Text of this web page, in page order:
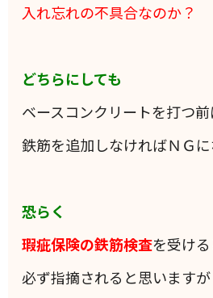
入れ忘れの不具合なのか？
どちらにしても
ベースコンクリートを打つ前
鉄筋を追加しなければＮＧに
恐らく
瑕疵保険の鉄筋検査を受け
必ず指摘されると思いますが